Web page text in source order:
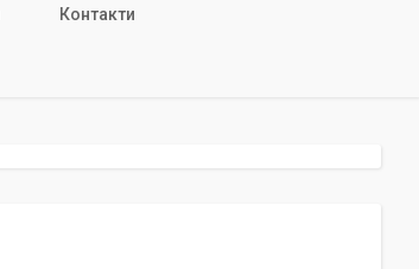
Контакти